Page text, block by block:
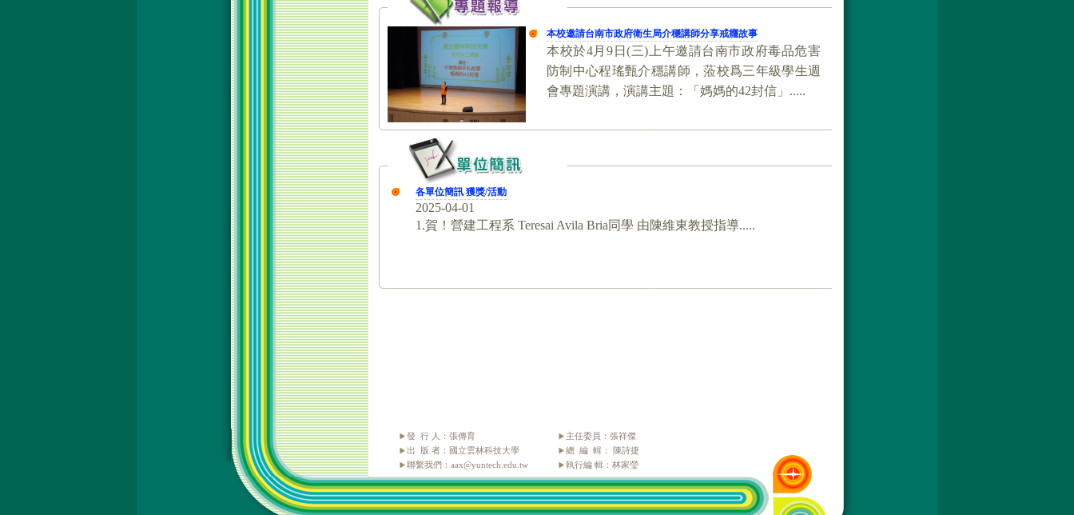
發 行 人：張傳育
主任委員：張祥傑
出 版 者：國立雲林科技大學
總 編 輯： 陳詩捷
聯繫我們：aax@yuntech.edu.tw
執行編 輯：林家瑩